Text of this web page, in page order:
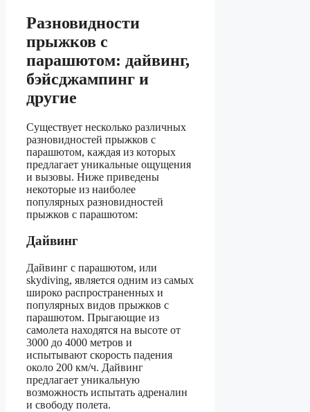
Разновидности
прыжков с
парашютом: дайвинг,
бэйсджампинг и
другие
Существует несколько различных
разновидностей прыжков с
парашютом, каждая из которых
предлагает уникальные ощущения
и вызовы. Ниже приведены
некоторые из наиболее
популярных разновидностей
прыжков с парашютом:
Дайвинг
Дайвинг с парашютом, или
skydiving, является одним из самых
широко распространенных и
популярных видов прыжков с
парашютом. Прыгающие из
самолета находятся на высоте от
3000 до 4000 метров и
испытывают скорость падения
около 200 км/ч. Дайвинг
предлагает уникальную
возможность испытать адреналин
и свободу полета.